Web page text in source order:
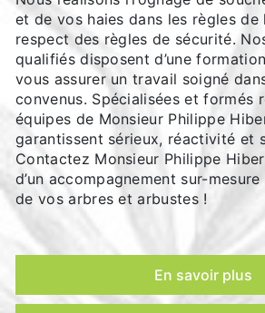
et de vos haies dans les règles de
respect des règles de sécurité.
qualifiés disposent d’une
vous assurer un travail soigné
convenus. Spécialisées et formés
équipes de Monsieur Philippe
garantissent sérieux, réactivité et
Contactez Monsieur Philippe
d’un accompagnement sur-
de vos arbres et arbustes !
En savoir plus